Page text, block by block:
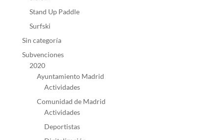
Stand Up Paddle
Surfski
Sin categoría
Subvenciones
2020
Ayuntamiento Madrid
Actividades
Comunidad de Madrid
Actividades
Deportistas